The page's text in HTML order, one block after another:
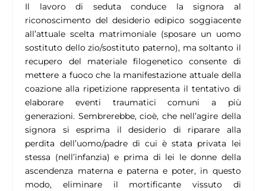
Il lavoro di seduta conduce la signora al
riconoscimento del desiderio edipico soggiacente
all’attuale scelta matrimoniale (sposare un uomo
sostituto dello zio/sostituto paterno), ma soltanto il
recupero del materiale filogenetico consente di
mettere a fuoco che la manifestazione attuale della
coazione alla ripetizione rappresenta il tentativo di
elaborare eventi traumatici comuni a più
generazioni. Sembrerebbe, cioè, che nell’agire della
signora si esprima il desiderio di riparare alla
perdita dell’uomo/padre di cui è stata privata lei
stessa (nell’infanzia) e prima di lei le donne della
ascendenza materna e paterna e poter, in questo
modo, eliminare il mortificante vissuto di